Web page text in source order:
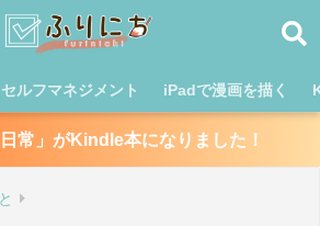
セルフマネジメント iPadで漫画を描く
常」がKindle本になりました！